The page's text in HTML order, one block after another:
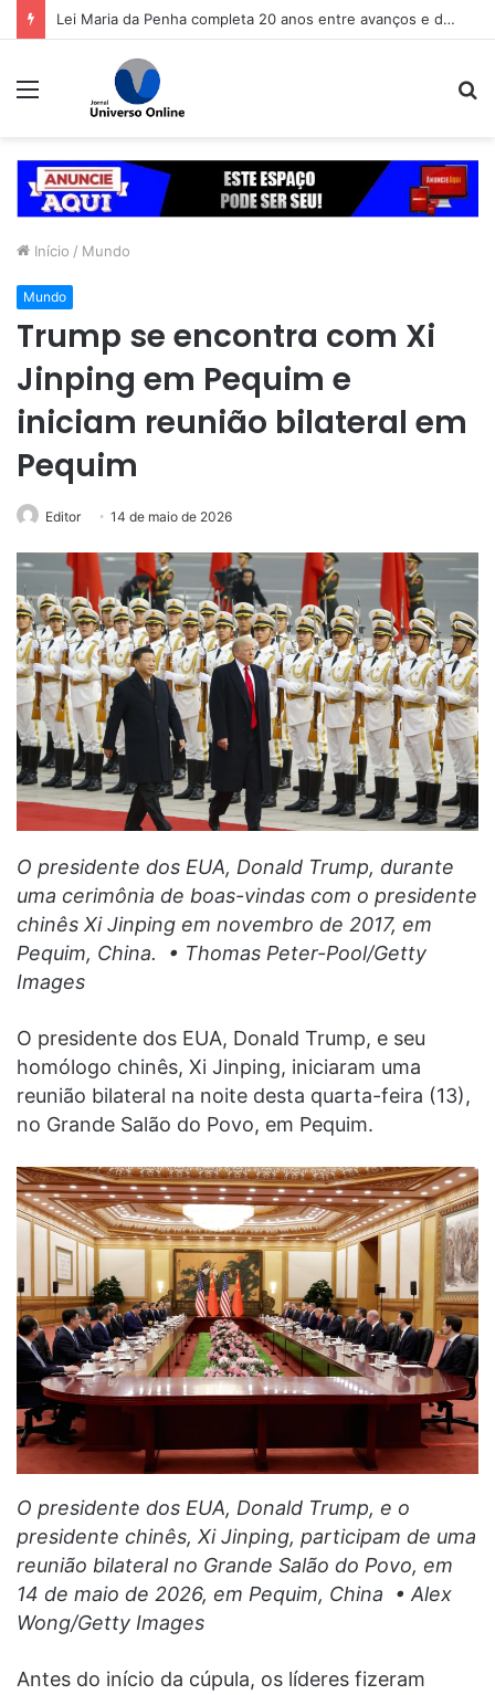
Nicolas Prattes sobre seu primeiro Dia dos Pais à espera do primeiro filho: ‘Começo de uma fase que eu sonhei muito’
Menu
Início / Mundo
Mundo
Trump se encontra com Xi
Jinping em Pequim e
iniciam reunião bilateral em
Pequim
Editor 14 de maio de 2026
O presidente dos EUA, Donald Trump, durante
uma cerimônia de boas-vindas com o presidente
chinês Xi Jinping em novembro de 2017, em
Pequim, China. • Thomas Peter-Pool/Getty
Images
O presidente dos EUA, Donald Trump, e seu
homólogo chinês, Xi Jinping, iniciaram uma
reunião bilateral na noite desta quarta-feira (13),
no Grande Salão do Povo, em Pequim.
O presidente dos EUA, Donald Trump, e o
presidente chinês, Xi Jinping, participam de uma
reunião bilateral no Grande Salão do Povo, em
14 de maio de 2026, em Pequim, China • Alex
Wong/Getty Images
Antes do início da cúpula, os líderes fizeram